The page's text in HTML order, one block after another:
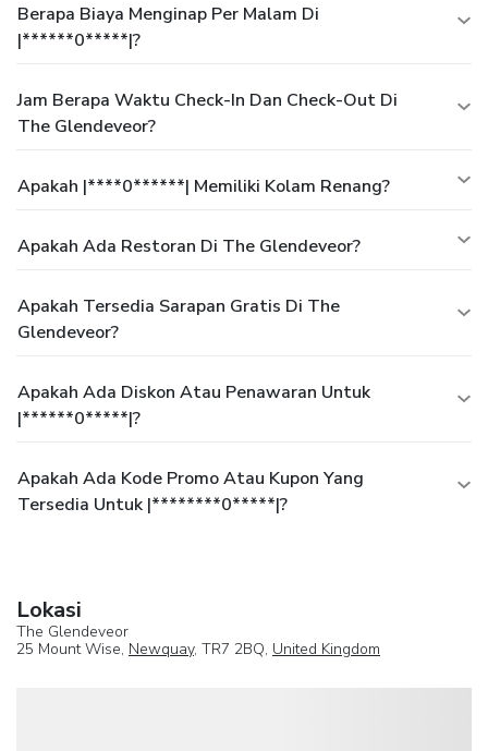
Berapa Biaya Menginap Per Malam Di
|******0*****|?
Jam Berapa Waktu Check-In Dan Check-Out Di
The Glendeveor?
Apakah |****0******| Memiliki Kolam Renang?
Apakah Ada Restoran Di The Glendeveor?
Apakah Tersedia Sarapan Gratis Di The
Glendeveor?
Apakah Ada Diskon Atau Penawaran Untuk
|******0*****|?
Apakah Ada Kode Promo Atau Kupon Yang
Tersedia Untuk |********0*****|?
Lokasi
The Glendeveor
25 Mount Wise, Newquay, TR7 2BQ, United Kingdom